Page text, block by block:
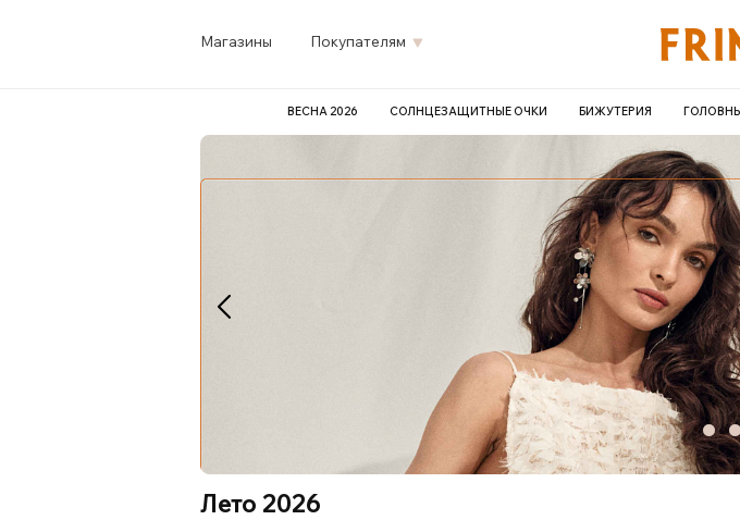
Магазины Покупателям
ВЕСНА 2026 СОЛНЦЕЗАЩИТНЫЕ ОЧКИ БИЖУТЕРИЯ
Лето 2026